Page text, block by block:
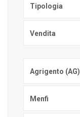
Tipologia
Vendita
Agrigento (AG)
Menfi